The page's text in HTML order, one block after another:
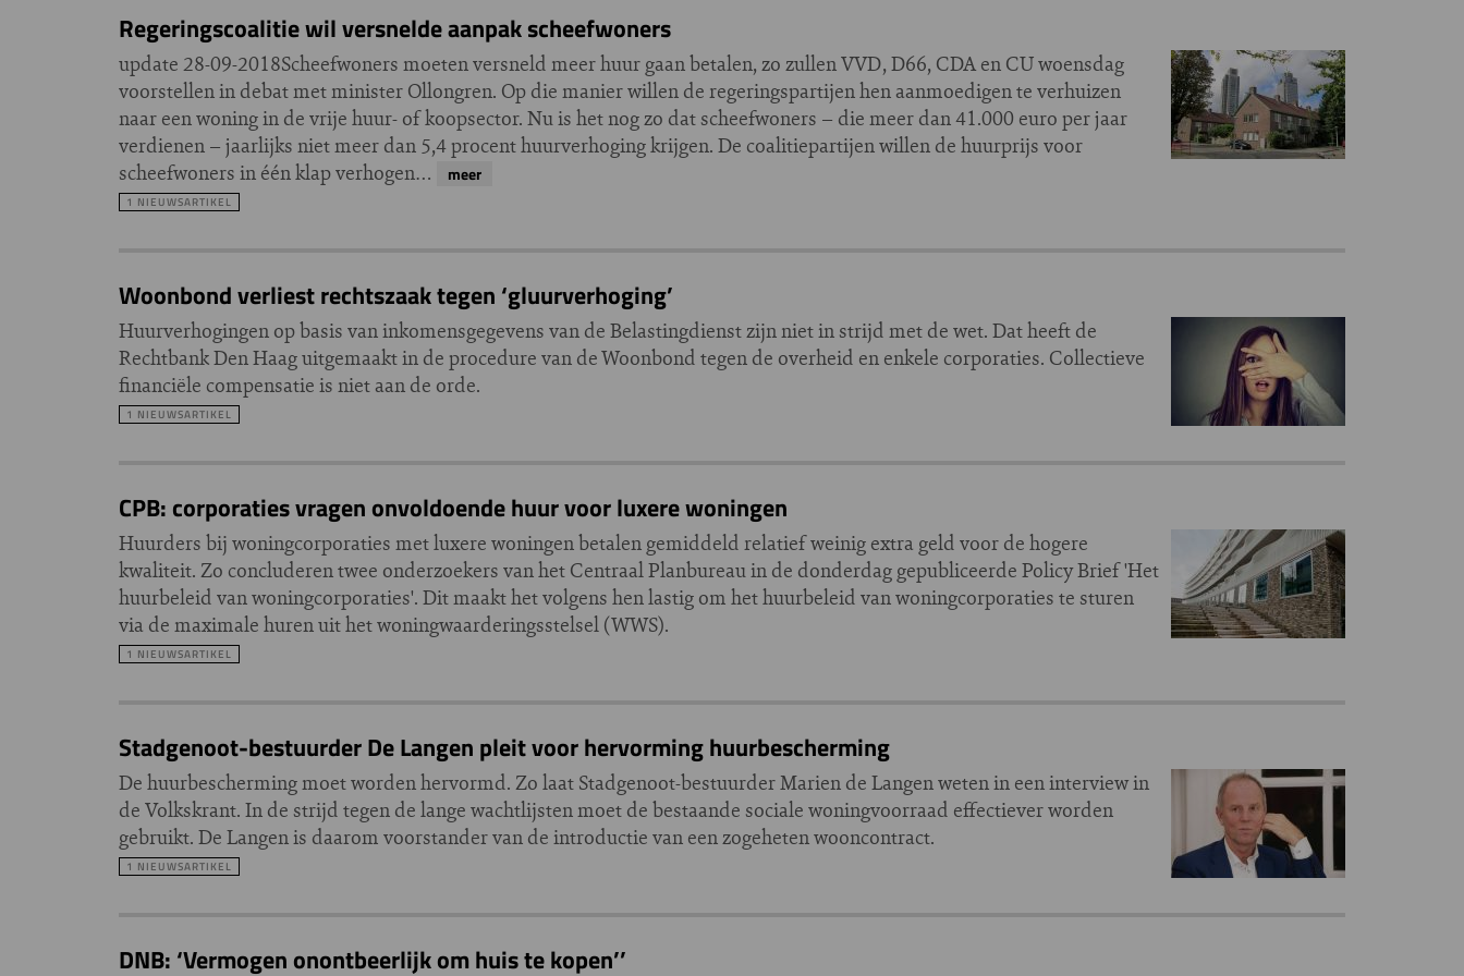
Regeringscoalitie wil versnelde aanpak scheefwoners
update 28-09-2018Scheefwoners moeten versneld meer huur gaan betalen, zo zullen VVD, D66, CDA en CU woensdag
voorstellen in debat met minister Ollongren. Op die manier willen de regeringspartijen hen aanmoedigen te verhuizen
naar een woning in de vrije huur- of koopsector. Nu is het nog zo dat scheefwoners – die meer dan 41.000 euro per jaar
verdienen – jaarlijks niet meer dan 5,4 procent huurverhoging krijgen. De coalitiepartijen willen de huurprijs voor
scheefwoners in één klap verhogen…
meer
1 NIEUWSARTIKEL
Woonbond verliest rechtszaak tegen ‘gluurverhoging’
Huurverhogingen op basis van inkomensgegevens van de Belastingdienst zijn niet in strijd met de wet. Dat heeft de
Rechtbank Den Haag uitgemaakt in de procedure van de Woonbond tegen de overheid en enkele corporaties. Collectieve
financiële compensatie is niet aan de orde.
1 NIEUWSARTIKEL
CPB: corporaties vragen onvoldoende huur voor luxere woningen
Huurders bij woningcorporaties met luxere woningen betalen gemiddeld relatief weinig extra geld voor de hogere
kwaliteit. Zo concluderen twee onderzoekers van het Centraal Planbureau in de donderdag gepubliceerde Policy Brief 'Het
huurbeleid van woningcorporaties'. Dit maakt het volgens hen lastig om het huurbeleid van woningcorporaties te sturen
via de maximale huren uit het woningwaarderingsstelsel (WWS).
1 NIEUWSARTIKEL
Stadgenoot-bestuurder De Langen pleit voor hervorming huurbescherming
De huurbescherming moet worden hervormd. Zo laat Stadgenoot-bestuurder Marien de Langen weten in een interview in
de Volkskrant. In de strijd tegen de lange wachtlijsten moet de bestaande sociale woningvoorraad effectiever worden
gebruikt. De Langen is daarom voorstander van de introductie van een zogeheten wooncontract.
1 NIEUWSARTIKEL
DNB: ‘Vermogen onontbeerlijk om huis te kopen’’